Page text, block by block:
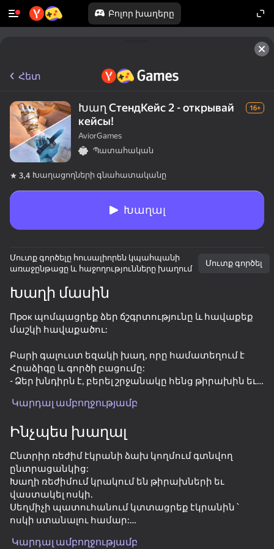
Բոլոր խաղերը
Պտտեք սարքը
Խաղը աշխատում է միայն հորիզոնական
ուղղությամբ
Case-Battle
75
78
Հետ
Խաղ СтендКейс 2 - открывай
кейсы!
16+
AviorGames
Պատահական
3,4 Խաղացողների գնահատականը
Խաղալ
Մուտք գործելը հուսալիորեն կպահպանի
առաջընթացը և հաջողությունները խաղում
Մուտք գործել
Խաղի մասին
Прок պոմպացրեք ձեր ճշգրտությունը և հավաքեք
մաշկի հավաքածու:
Բարի գալուստ եզակի խաղ, որը համատեղում է
Հրաձիգը և գործի բացումը:
- Ձեր խնդիրն է, բերել շրջանակը հենց թիրախին եւ
Եվ հաջող խաղի համար ' զով դեպքեր և
️ ️ Խաղացեք երեսվածքների հետ:
- Արձագանք, ճշգրտություն և արագություն
💼 Բացեք դեպքերը:
Կարդալ ամբողջությամբ
Ինչպես խաղալ
Ընտրիր ռեժիմ էկրանի ձախ կողմում գտնվող
ընտրացանկից:
Խաղի ռեժիմում կրակում են թիրախների եւ
վաստակել ոսկի.
Սեղմիչի պատուհանում կտտացրեք էկրանին ՝
ոսկի ստանալու համար:
հավաքածու.
Կարդալ ամբողջությամբ